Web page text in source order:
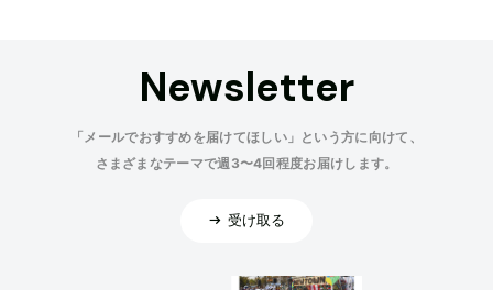
Newsletter
「メールでおすすめを届けてほしい」という方に向けて、
さまざまなテーマで週3〜4回程度お届けします。
受け取る